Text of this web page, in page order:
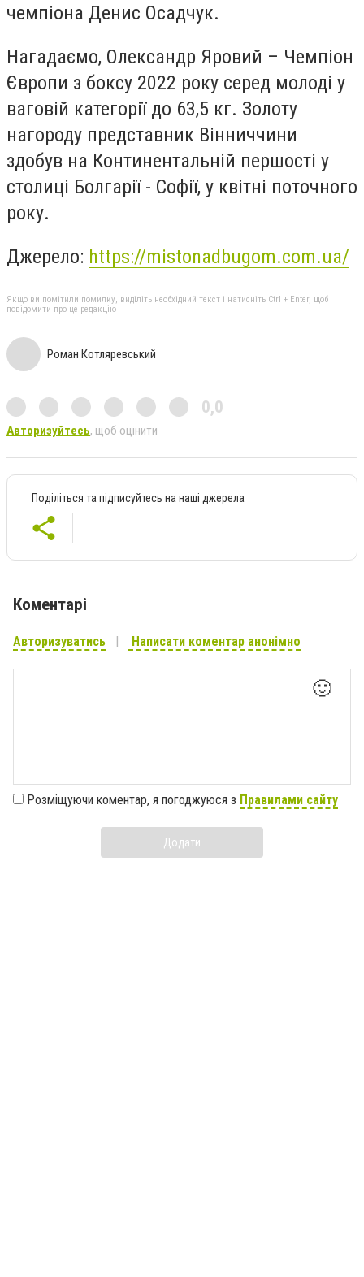
чемпіона Денис Осадчук.
Нагадаємо, Олександр Яровий – Чемпіон
Європи з боксу 2022 року серед молоді у
ваговій категорії до 63,5 кг. Золоту
нагороду представник Вінниччини
здобув на Континентальній першості у
столиці Болгарії - Софії, у квітні поточного
року.
Джерело: https://mistonadbugom.com.ua/
Якщо ви помітили помилку, виділіть необхідний текст і натисніть Ctrl + Enter, щоб
повідомити про це редакцію
Роман Котляревський
0,0
Авторизуйтесь, щоб оцінити
Поділіться та підписуйтесь на наші джерела
Коментарі
Авторизуватись Написати коментар анонімно
🙂
Розміщуючи коментар, я погоджуюся з Правилами сайту
Додати